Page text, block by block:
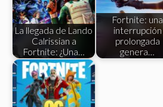
La llegada de Lando
Calrissian a
Fortnite: ¿Una…
Fortnite: una
interrupción
prolongada
genera…